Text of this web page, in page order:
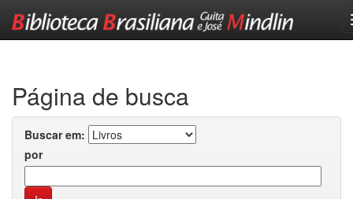
Página de busca
Buscar em:
por